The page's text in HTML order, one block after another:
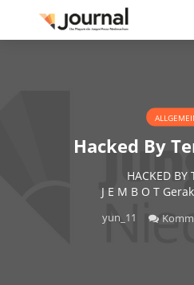
Hacked By
HACKED BY
J E M B O T
yun_11